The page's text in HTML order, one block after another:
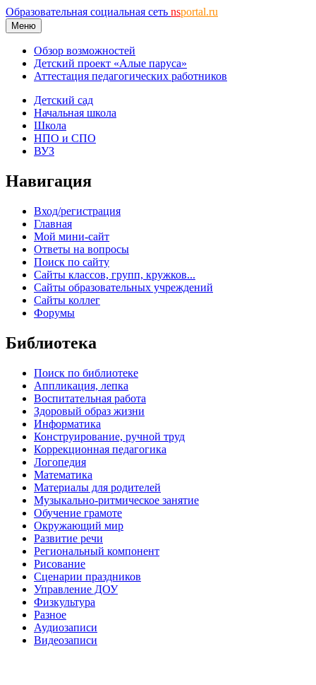
Образовательная социальная сеть nsportal.ru
Меню
Обзор возможностей
Детский проект «Алые паруса»
Аттестация педагогических работников
Детский сад
Начальная школа
Школа
НПО и СПО
ВУЗ
Навигация
Вход/регистрация
Главная
Мой мини-сайт
Ответы на вопросы
Поиск по сайту
Сайты классов, групп, кружков...
Сайты образовательных учреждений
Сайты коллег
Форумы
Библиотека
Поиск по библиотеке
Аппликация, лепка
Воспитательная работа
Здоровый образ жизни
Информатика
Конструирование, ручной труд
Коррекционная педагогика
Логопедия
Математика
Материалы для родителей
Музыкально-ритмическое занятие
Обучение грамоте
Окружающий мир
Развитие речи
Региональный компонент
Рисование
Сценарии праздников
Управление ДОУ
Физкультура
Разное
Аудиозаписи
Видеозаписи